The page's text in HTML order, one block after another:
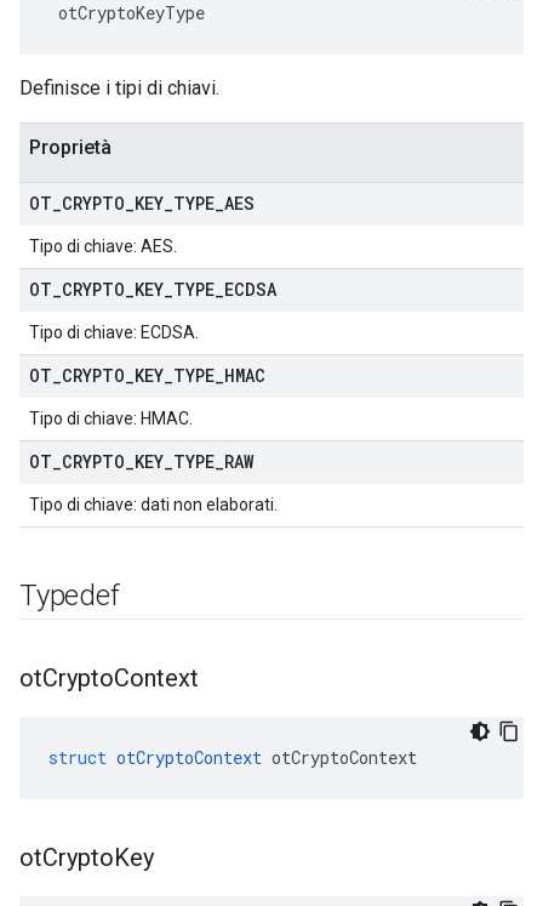
otCryptoKeyType
Definisce i tipi di chiavi.
Proprietà
OT CRYPTO KEY TYPE AES
Tipo di chiave: AES.
OT CRYPTO KEY TYPE ECDSA
Tipo di chiave: ECDSA.
OT CRYPTO KEY TYPE HMAC
Tipo di chiave: HMAC.
OT CRYPTO KEY TYPE RAW
Tipo di chiave: dati non elaborati.
Typedef
otCryptoContext
struct otCryptoContext otCryptoContext
otCryptoKey